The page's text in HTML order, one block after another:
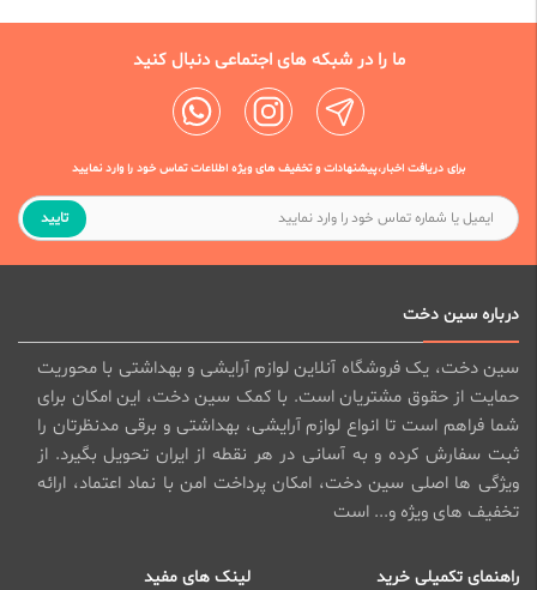
ما را در شبکه های اجتماعی دنبال کنید
برای دریافت اخبار،پیشنهادات و تخفیف های ویژه اطلاعات تماس خود را وارد نمایید
تایید
درباره سین دخت
سین دخت، یک فروشگاه آنلاین لوازم آرایشی و بهداشتی با محوریت
حمایت از حقوق مشتریان است. با کمک سین دخت، این امکان برای
شما فراهم است تا انواع لوازم آرایشی، بهداشتی و برقی مدنظرتان را
ثبت سفارش کرده و به آسانی در هر نقطه از ایران تحویل بگیرد. از
ویژگی ها اصلی سین دخت، امکان پرداخت امن با نماد اعتماد، ارائه
تخفیف های ویژه و... است
راهنمای تکمیلی خرید لینک های مفید